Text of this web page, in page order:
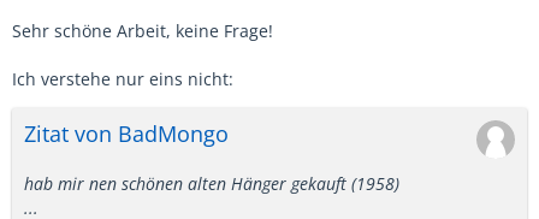
Sehr schöne Arbeit, keine Frage!
Ich verstehe nur eins nicht:
Zitat von BadMongo
hab mir nen schönen alten Hänger gekauft (1958)
...